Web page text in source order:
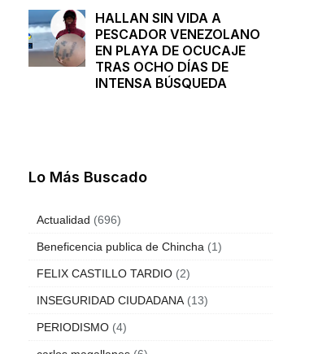
HALLAN SIN VIDA A
PESCADOR VENEZOLANO
EN PLAYA DE OCUCAJE
TRAS OCHO DÍAS DE
INTENSA BÚSQUEDA
Lo Más Buscado
Actualidad (696)
Beneficencia publica de Chincha (1)
FELIX CASTILLO TARDIO (2)
INSEGURIDAD CIUDADANA (13)
PERIODISMO (4)